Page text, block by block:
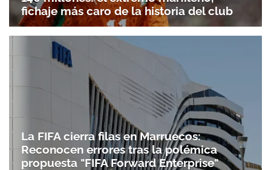
fichaje más caro de la historia del club
La FIFA cierra filas en Marruecos:
Reconocen errores tras la polémica
propuesta "FIFA Forward Enterprise"